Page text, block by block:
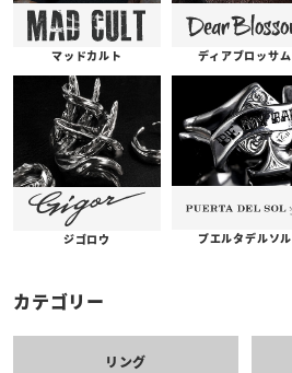
マッドカルト ディアブロッサム
ジゴロウ プエルタデルソル
カテゴリー
リング